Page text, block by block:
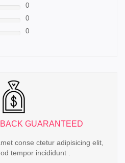
0
0
0
GUARANTEED
conse ctetur adipisicing elit,
tempor incididunt .